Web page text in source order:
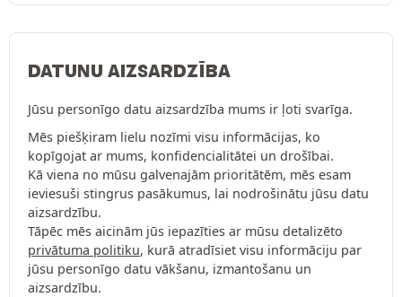
DATUNU AIZSARDZĪBA
Jūsu personīgo datu aizsardzība mums ir ļoti svarīga.
Mēs piešķiram lielu nozīmi visu informācijas, ko
kopīgojat ar mums, konfidencialitātei un drošībai.
Kā viena no mūsu galvenajām prioritātēm, mēs esam
ieviesuši stingrus pasākumus, lai nodrošinātu jūsu datu
aizsardzību.
Tāpēc mēs aicinām jūs iepazīties ar mūsu detalizēto
privātuma politiku, kurā atradīsiet visu informāciju par
jūsu personīgo datu vākšanu, izmantošanu un
aizsardzību.